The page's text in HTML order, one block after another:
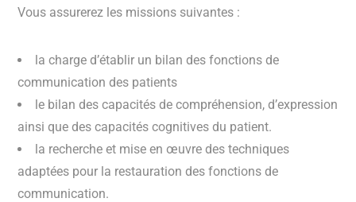
Vous assurerez les missions suivantes :
la charge d’établir un bilan des fonctions de
communication des patients
le bilan des capacités de compréhension, d’expression
ainsi que des capacités cognitives du patient.
la recherche et mise en œuvre des techniques
adaptées pour la restauration des fonctions de
communication.